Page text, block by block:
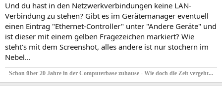
Und du hast in den Netzwerkverbindungen keine LAN-
Verbindung zu stehen? Gibt es im Gerätemanager eventuell
einen Eintrag "Ethernet-Controller" unter "Andere Geräte" und
ist dieser mit einem gelben Fragezeichen markiert? Wie
steht's mit dem Screenshot, alles andere ist nur stochern im
Nebel...
Schon über 20 Jahre in der Computerbase zuhause - Wie doch die Zeit vergeht...